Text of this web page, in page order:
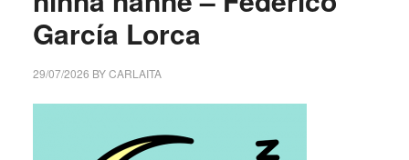
García Lorca
29/07/2026 BYCARLAITA